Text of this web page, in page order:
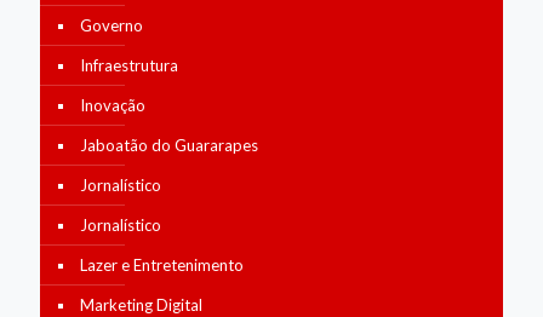
Governo
Infraestrutura
Inovação
Jaboatão do Guararapes
Jornalístico
Jornalístico
Lazer e Entretenimento
Marketing Digital